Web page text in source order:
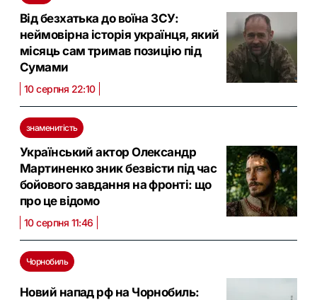
Від безхатька до воїна ЗСУ:
неймовірна історія українця, який
місяць сам тримав позицію під
Сумами
10 серпня 22:10
знаменитість
Український актор Олександр
Мартиненко зник безвісти під час
бойового завдання на фронті: що
про це відомо
10 серпня 11:46
Чорнобиль
Новий напад рф на Чорнобиль: